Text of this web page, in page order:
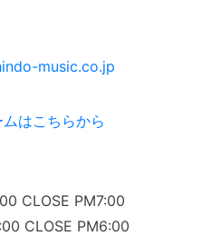
music.co.jp
はこちらから
CLOSE PM7:00
CLOSE PM6:00